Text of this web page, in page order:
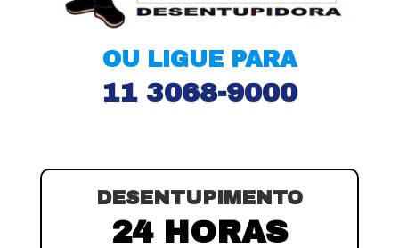
OU LIGUE PARA
11 3068-9000
DESENTUPIMENTO
24 HORAS